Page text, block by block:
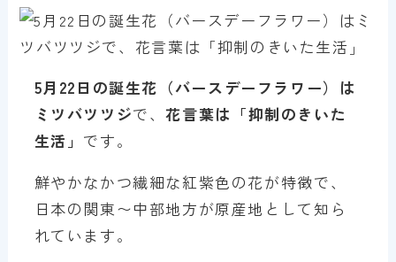
5月 22日の誕生花（バースデーフラワー）は
ミツバツツジで、花言葉は「抑制のきいた
生活 」 です。
鮮やかなかつ繊細な紅紫色の花が特徴で、
日本の関東〜中部地方が原産地として知ら
れています。